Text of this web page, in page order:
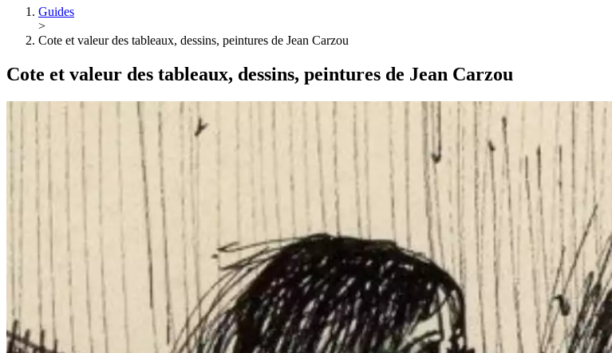
Guides
>
Cote et valeur des tableaux, dessins, peintures de Jean Carzou
Cote et valeur des tableaux, dessins, peintures de Jean Carzou